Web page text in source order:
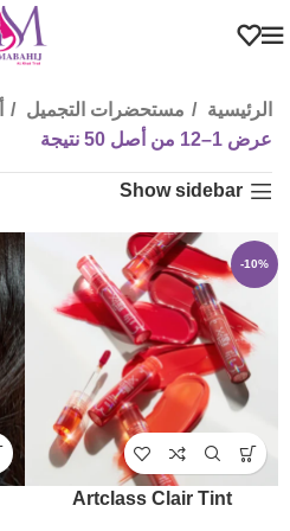
الرئيسية مستحضرات التجميل
عرض 1–12 من أصل 50 نتيجة
Show sidebar
-10%
Artclass Clair Tint